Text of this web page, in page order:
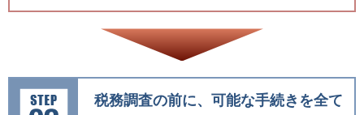
税務調査の前に、可能な手続きを全て